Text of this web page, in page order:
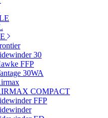
30
FFP
30WA
COMPACT
FFP